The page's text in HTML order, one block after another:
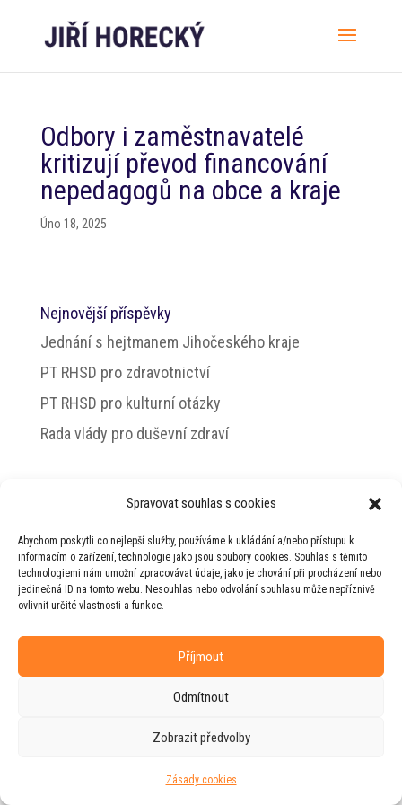
Spravovat souhlas s cookies
Abychom poskytli co nejlepší služby, používáme k ukládání a/nebo přístupu k
informacím o zařízení, technologie jako jsou soubory cookies. Souhlas s těmito
technologiemi nám umožní zpracovávat údaje, jako je chování při procházení nebo
jedinečná ID na tomto webu. Nesouhlas nebo odvolání souhlasu může nepříznivě
ovlivnit určité vlastnosti a funkce.
Příjmout
Odmítnout
Zobrazit předvolby
Zásady cookies
Odbory i zaměstnavatelé
kritizují převod financování
nepedagogů na obce a kraje
Úno 18, 2025
Nejnovější příspěvky
Jednání s hejtmanem Jihočeského kraje
PT RHSD pro zdravotnictví
PT RHSD pro kulturní otázky
Rada vlády pro duševní zdraví
Horeckého
Web vytvořila firmaRUDIve spolupráci s
agenturou